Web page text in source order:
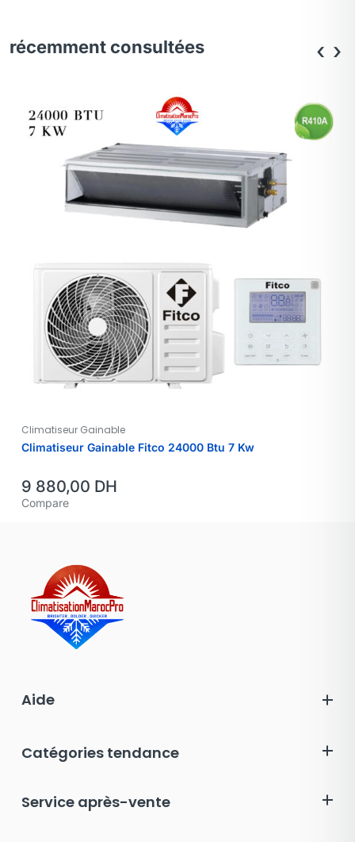
récemment consultées
Climatiseur Gainable
Climatiseur Gainable Fitco 24000 Btu 7 Kw
9 880,00 DH
Compare
‹ ›
Aide
Catégories tendance
Service après-vente